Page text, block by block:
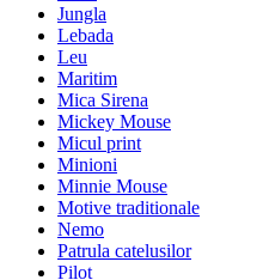
Jungla
Lebada
Leu
Maritim
Mica Sirena
Mickey Mouse
Micul print
Minioni
Minnie Mouse
Motive traditionale
Nemo
Patrula catelusilor
Pilot